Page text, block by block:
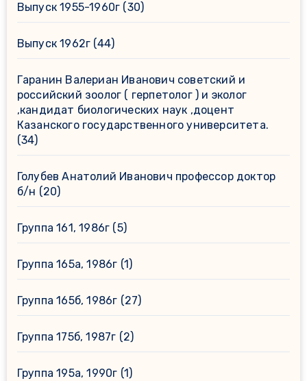
Выпуск 1955-1960г (30)
Выпуск 1962г (44)
Гаранин Валериан Иванович советский и
российский зоолог ( герпетолог ) и эколог
,кандидат биологических наук ,доцент
Казанского государственного университета.
(34)
Голубев Анатолий Иванович профессор доктор
б/н (20)
Группа 161, 1986г (5)
Группа 165а, 1986г (1)
Группа 165б, 1986г (27)
Группа 175б, 1987г (2)
Группа 195а, 1990г (1)